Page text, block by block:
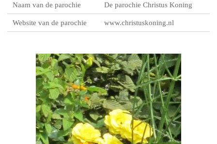
Naam van de parochie De parochie Christus Koning
Website van de parochie www.christuskoning.nl